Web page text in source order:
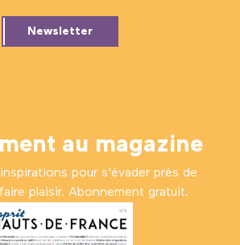
Newsletter
au magazine
pour s'évader près de
plaisir. Abonnement gratuit.